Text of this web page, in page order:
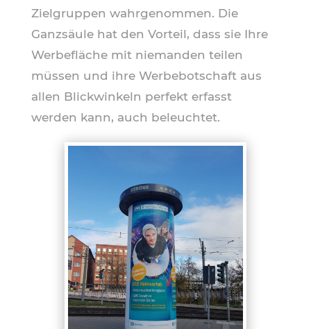
Zielgruppen wahrgenommen. Die
Ganzsäule hat den Vorteil, dass sie Ihre
Werbefläche mit niemanden teilen
müssen und ihre Werbebotschaft aus
allen Blickwinkeln perfekt erfasst
werden kann, auch beleuchtet.